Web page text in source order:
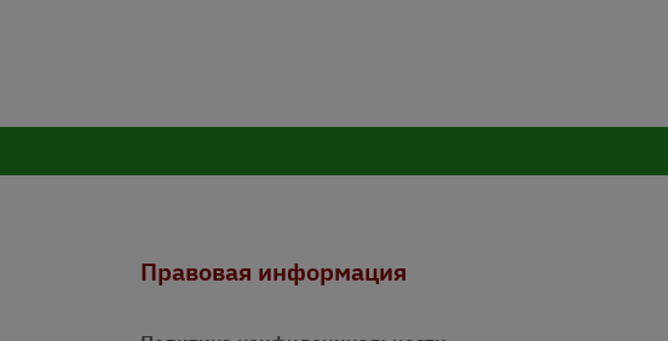
Правовая информация